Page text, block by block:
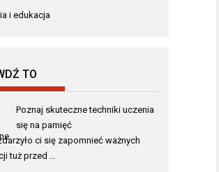
i edukacja
TO
Poznaj skuteczne techniki uczenia
się na pamięć
ci się zapomnieć ważnych
tuż przed …